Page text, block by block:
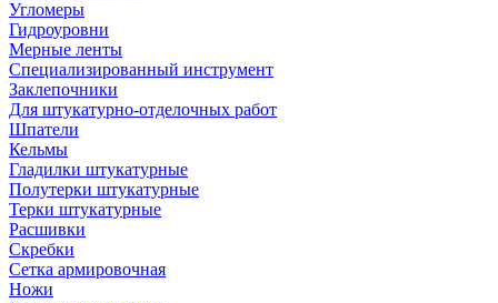
Угломеры
Гидроуровни
Мерные ленты
Специализированный инструмент
Заклепочники
Для штукатурно-отделочных работ
Шпатели
Кельмы
Гладилки штукатурные
Полутерки штукатурные
Терки штукатурные
Расшивки
Скребки
Сетка армировочная
Ножи